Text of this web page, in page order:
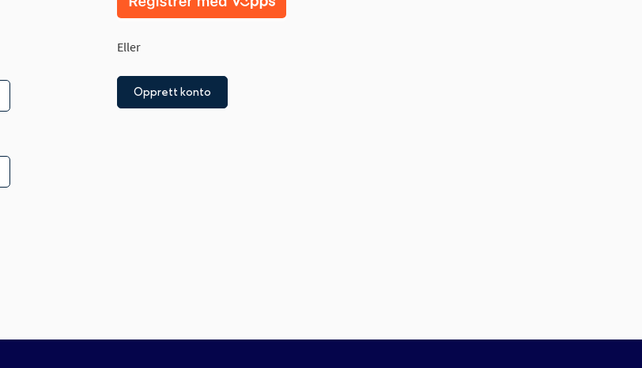
Eller
Opprett konto